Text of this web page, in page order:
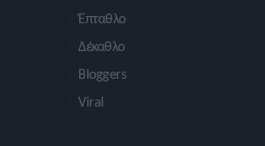
Έπταθλο
Δέκαθλο
Bloggers
Viral